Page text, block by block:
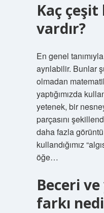
Kaç çeşit
vardır?
En genel
ayrılabilir. Bunlar
olmadan
yaptığımızda
yetenek, bir
parçasını
daha fazla
kullandığımız
öğe…
Beceri
farkı